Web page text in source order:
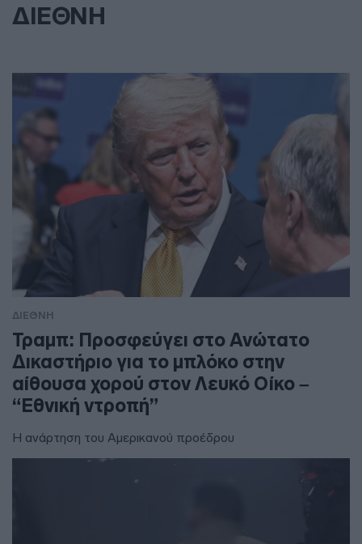
ΔΙΕΘΝΗ
ΔΙΕΘΝΗ
Τραμπ: Προσφεύγει στο Ανώτατο
Δικαστήριο για το μπλόκο στην
αίθουσα χορού στον Λευκό Οίκο –
“Εθνική ντροπή”
Η ανάρτηση του Αμερικανού προέδρου